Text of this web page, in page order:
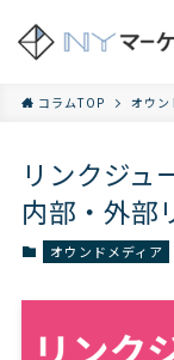
コラムTOP オウン
リンクジュ
内部・外部
オウンドメディア